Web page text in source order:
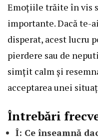
Emoțiile trăite în vis
importante. Dacă te-
disperat, acest lucru
pierdere sau de
simțit calm și
acceptarea unei
Întrebări
Î: Ce înseamnă